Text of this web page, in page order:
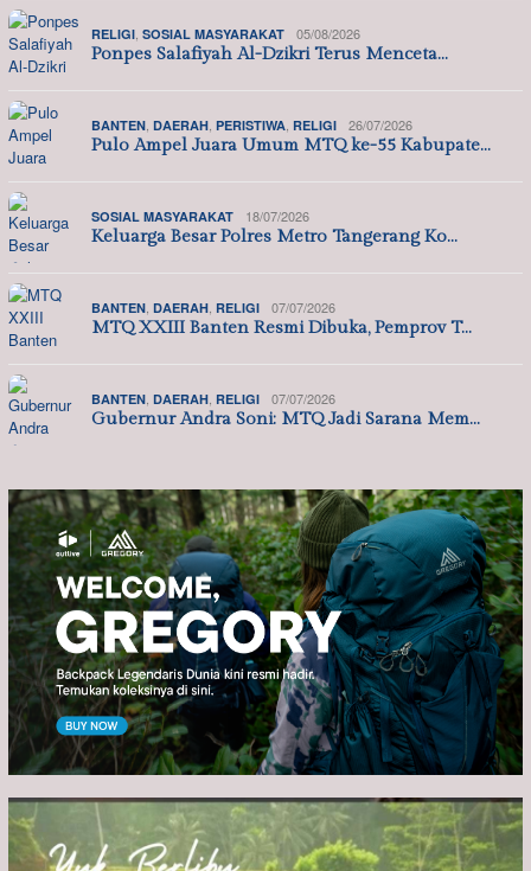
RELIGI SOSIAL MASYARAKAT 05/08/2026
Ponpes Salafiyah Al-Dzikri Terus Menceta…
BANTEN DAERAH PERISTIWA RELIGI 26/07/2026
Pulo Ampel Juara Umum MTQ ke-55 Kabupate…
SOSIAL MASYARAKAT 18/07/2026
Keluarga Besar Polres Metro Tangerang Ko…
BANTEN DAERAH RELIGI 07/07/2026
MTQ XXIII Banten Resmi Dibuka, Pemprov T…
BANTEN DAERAH RELIGI 07/07/2026
Gubernur Andra Soni: MTQ Jadi Sarana Mem…